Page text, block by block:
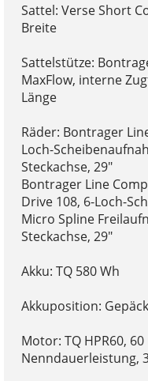
Sattel: Verse Short
Breite
Sattelstütze:
MaxFlow, interne
Länge
Räder: Bontrager
Loch-
Steckachse, 29"
Bontrager Line
Drive 108, 6-Loch-
Micro Spline
Steckachse, 29"
Akku: TQ 580 Wh
Akkuposition:
Motor: TQ HPR60,
Nenndauerleistung,